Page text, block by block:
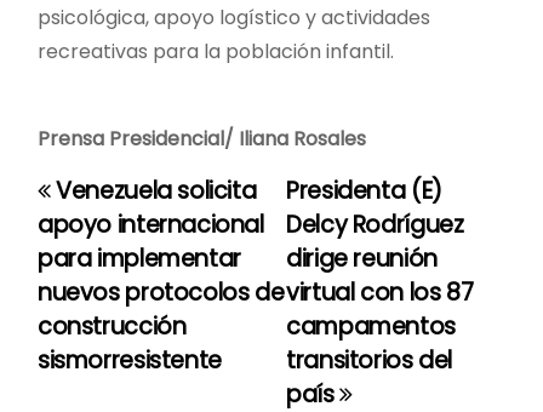
psicológica, apoyo logístico y actividades
recreativas para la población infantil.
Prensa Presidencial/ Iliana Rosales
N
a
v
e
Presidenta (E)
Delcy Rodríguez
dirige reunión
virtual con los 87
campamentos
transitorios del
país
Venezuela solicita
apoyo internacional
para implementar
nuevos protocolos de
construcción
sismorresistente